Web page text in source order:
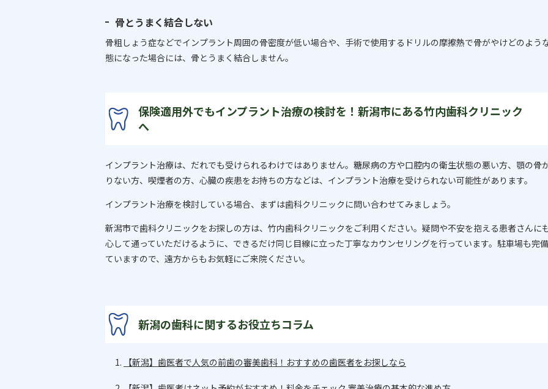
骨とうまく結合しない
骨粗しょう症などでインプラント周囲の骨密度が低い場合や、手術で使用するドリルの摩擦熱で骨がやけどのよう
態になった場合には、骨とうまく結合しません。
保険適用外でもインプラント治療の検討を！新潟市にある竹内歯科クリニック
へ
インプラント治療は、だれでも受けられるわけではありません。糖尿病の方や口腔内の衛生状態の悪い方、顎の骨
りない方、喫煙者の方、心臓の疾患をお持ちの方などは、インプラント治療を受けられない可能性があります。
インプラント治療を検討している場合、まずは歯科クリニックに問い合わせてみましょう。
新潟市で歯科クリニックをお探しの方は、竹内歯科クリニックをご利用ください。疑問や不安を抱える患者さんに
心して通っていただけるように、できるだけ同じ目線に立った丁寧なカウンセリングを行っています。駐車場も完
ていますので、遠方からもお気軽にご来院ください。
新潟の歯科に関するお役立ちコラム
【新潟】歯医者で人気の前歯の審美歯科！おすすめの歯医者をお探しなら